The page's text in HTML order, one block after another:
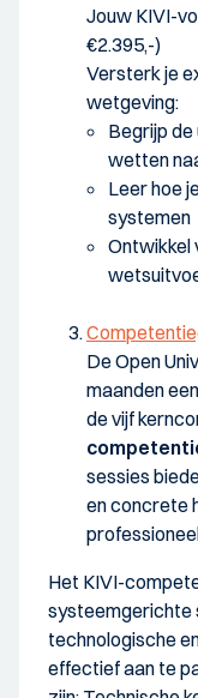
Jouw KIVI-
€2.395,-)
Versterk je
wetgeving:
Begrijp
wetten
Leer hoe
systemen
Ontwikkel
De Open
maanden
de vijf
sessies
en concrete
Het KIVI-
systeemgerichte
technologische
effectief aan te